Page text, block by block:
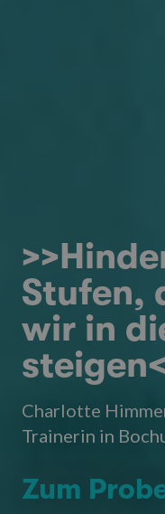
Stufen,
wir in
Charlotte
Trainerin in
Zum